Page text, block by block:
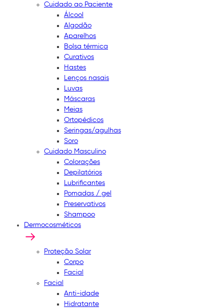
Cuidado ao Paciente
Álcool
Algodão
Aparelhos
Bolsa térmica
Curativos
Hastes
Lenços nasais
Luvas
Máscaras
Meias
Ortopédicos
Seringas/agulhas
Soro
Cuidado Masculino
Colorações
Depilatórios
Lubrificantes
Pomadas / gel
Preservativos
Shampoo
Dermocosméticos
Proteção Solar
Corpo
Facial
Facial
Anti-idade
Hidratante